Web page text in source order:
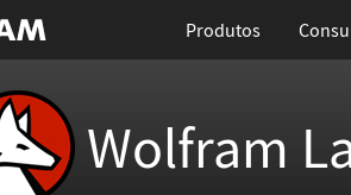
Produtos
Wolfram